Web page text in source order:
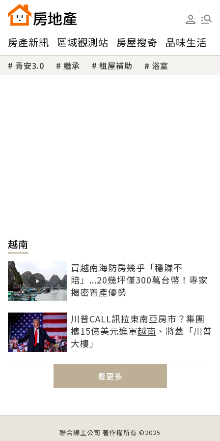
房產新訊 區域觀測站 房屋搜奇 品味生活
青安3.0 繼承 租屋補助 浴室
越南
買越南海防房幾乎「穩賺不
賠」...20幾坪僅300萬台幣！專家
揭密置產優勢
川普CALL訊拉東南亞房市？集團
攜15億美元進軍越南 、將蓋「川普
大樓」
看更多
聯合線上公司 著作權所有 ©2025